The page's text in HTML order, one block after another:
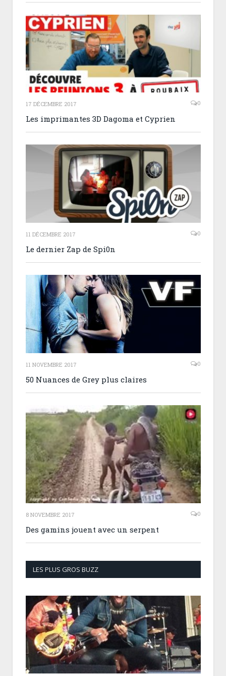
17 DÉCEMBRE 2017 0
Les imprimantes 3D Dagoma et Cyprien
11 DÉCEMBRE 2017 0
Le dernier Zap de Spi0n
11 NOVEMBRE 2017 0
50 Nuances de Grey plus claires
8 NOVEMBRE 2017 0
Des gamins jouent avec un serpent
LES PLUS GROS BUZZ